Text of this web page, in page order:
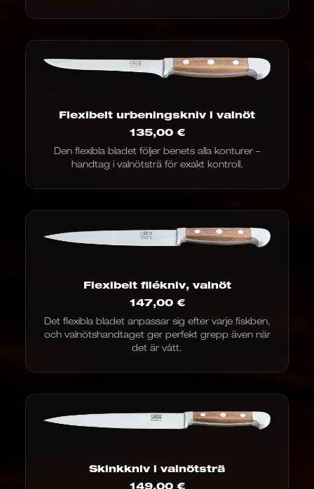
Flexibelt urbeningskniv i valnöt
135,00 €
Den flexibla bladet följer benets alla konturer –
handtag i valnötsträ för exakt kontroll.
Flexibelt filékniv, valnöt
147,00 €
Det flexibla bladet anpassar sig efter varje fiskben,
och valnötshandtaget ger perfekt grepp även när
det är vått.
Skinkkniv i valnötsträ
149,00 €